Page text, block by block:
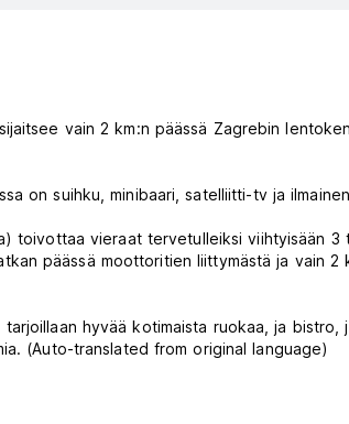
vain 2 km:n päässä Zagrebin
on suihku, minibaari, satelliitti-tv ja
toivottaa vieraat tervetulleiksi viihtyisään
päässä moottoritien liittymästä ja vain 2
hyvää kotimaista ruokaa, ja
(Auto-translated from original language)